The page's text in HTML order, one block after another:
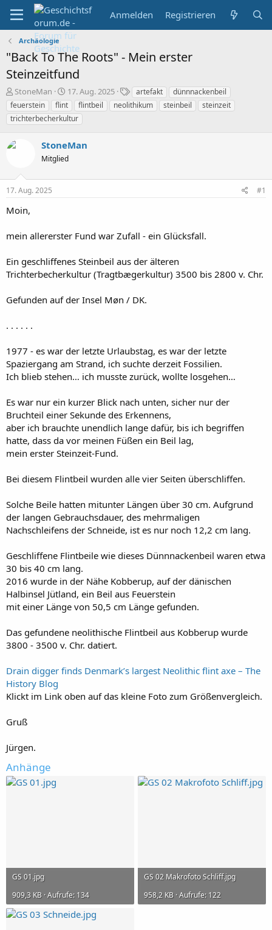
Anmelden Registrieren
Archäologie
"Back To The Roots" - Mein erster
Steinzeitfund
E
r
s
t
l
r
StoneMan
E
r
s
t
l
l
a
17. Aug. 2025
S
c
h
r
artefakt
dünnnackenbeil
feuerstein
flint flintbeil neolithikum steinbeil
steinzeit
trichterbecherkultur
StoneMan
Mitglied
17. Aug. 2025 #1
Moin,
mein allererster Fund war Zufall - ein Glücksfall.
Ein geschliffenes Steinbeil aus der älteren
Trichterbecherkultur (Tragtbægerkultur) 3500 bis 2800 v. Chr.
Gefunden auf der Insel Møn / DK.
. . . . . .
1977 - es war der letzte Urlaubstag, es war der letzte
Spaziergang am Strand, ich suchte derzeit Fossilien.
Ich blieb stehen… ich musste zurück, wollte losgehen…
Es war nur ein kurzer Blick nach unten, sicher nur der
Bruchteil einer Sekunde des Erkennens,
aber ich brauchte unendlich lange dafür, bis ich begriffen
hatte, dass da vor meinen Füßen ein Beil lag,
mein erster Steinzeit-Fund.
Bei diesem Flintbeil wurden alle vier Seiten überschliffen.
Solche Beile hatten mitunter Längen über 30 cm. Aufgrund
der langen Gebrauchsdauer, des mehrmaligen
Nachschleifens der Schneide, ist es nur noch 12,2 cm lang.
Geschliffene Flintbeile wie dieses Dünnnackenbeil waren etwa
30 bis 40 cm lang.
2016 wurde in der Nähe Kobberup, auf der dänischen
Halbinsel Jütland, ein Beil aus Feuerstein
mit einer Länge von 50,5 cm Länge gefunden.
Das gefundene neolithische Flintbeil aus Kobberup wurde
3800 - 3500 v. Chr. datiert.
Drain digger finds Denmark’s largest Neolithic flint axe – The
History Blog
Klickt im Link oben auf das kleine Foto zum Größenvergleich.
Gruß
Jürgen.
Anhänge
GS 01.jpg
909,3 KB · Aufrufe: 134
GS 02 Makrofoto Schliff.jpg
958,2 KB · Aufrufe: 122